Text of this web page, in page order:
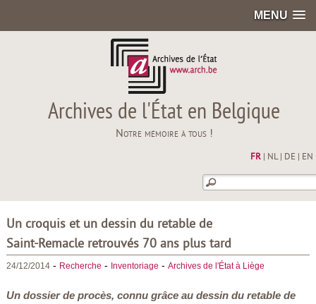
MENU
Archives de l'État en Belgique
Notre mémoire à tous !
FR| NL| DE EN
Un croquis et un dessin du retable de
Saint-Remacle retrouvés 70 ans plus tard
24/12/2014- Recherche - Inventoriage - Archives de l'État à Liège
Un dossier de procès, connu grâce au dessin du retable de